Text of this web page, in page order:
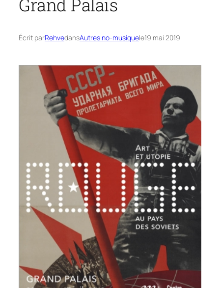
Écrit parRehvedansAutres no-musiquele19 mai 2019